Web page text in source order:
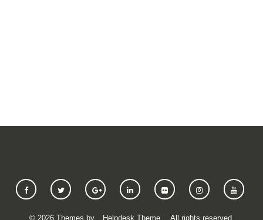
© 2026Themes by Helpdesk Theme . All rights reserved.